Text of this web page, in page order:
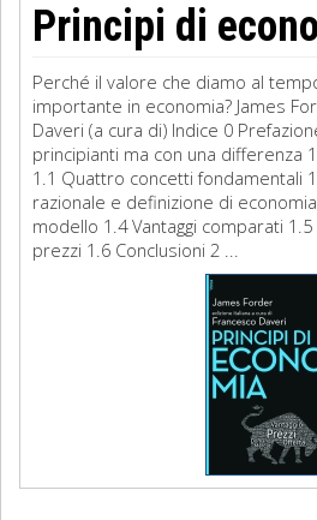
Principi di
Perché il valore che diamo al
importante in economia? James
Daveri (a cura di) Indice 0
principianti ma con una differenza
1.1 Quattro concetti fondamentali
razionale e definizione di
modello 1.4 Vantaggi comparati
prezzi 1.6 Conclusioni 2 ...